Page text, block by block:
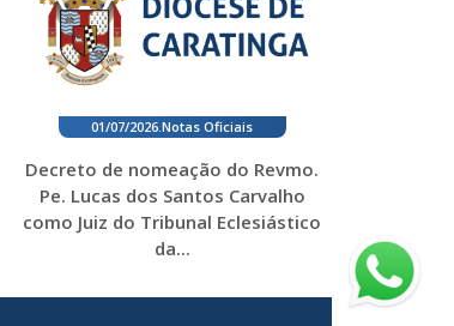
01/07/2026.Notas Oficiais
Decreto de nomeação do Revmo.
Pe. Lucas dos Santos Carvalho
como Juiz do Tribunal Eclesiástico
da...